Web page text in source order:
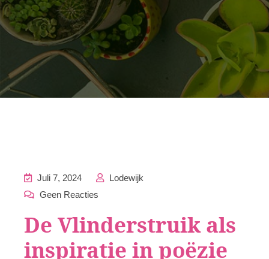
Juli 7, 2024
Lodewijk
Geen Reacties
De Vlinderstruik als
inspiratie in poëzie